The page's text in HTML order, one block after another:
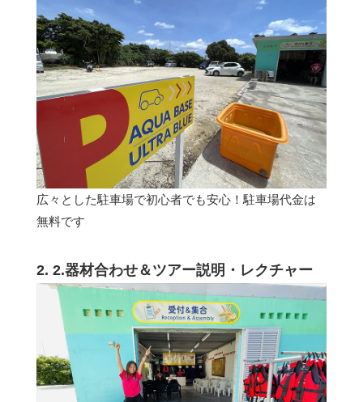
広々とした駐車場で初心者でも安心！駐車場代金は
無料です
2. 2.器材合わせ＆ツアー説明・レクチャー